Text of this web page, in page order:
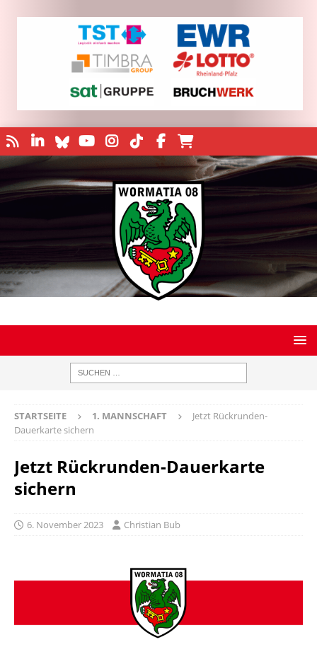
STARTSEITE 1. MANNSCHAFT
Jetzt Rückrunden-
Dauerkarte sichern
Jetzt Rückrunden-Dauerkarte
sichern
6. November 2023 Christian Bub